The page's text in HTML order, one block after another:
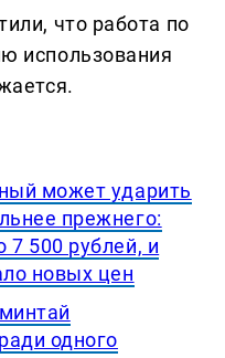
что работа по
использования
может ударить
прежнего:
500 рублей, и
новых цен
одного